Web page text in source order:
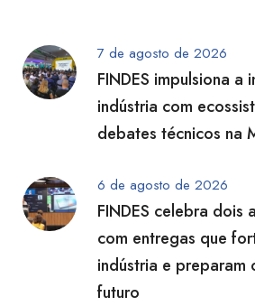
7 de agosto de 2026
FINDES impulsiona a
indústria com
debates técnicos na
6 de agosto de 2026
FINDES celebra dois
com entregas que
indústria e preparam
futuro